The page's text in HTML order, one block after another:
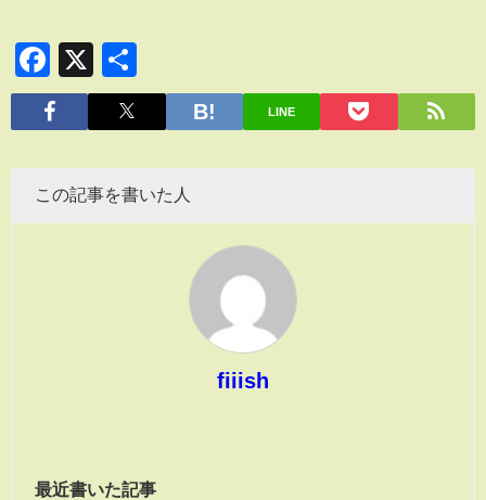
Facebook
X
有
LINE
この記事を書いた人
fiiish
最近書いた記事